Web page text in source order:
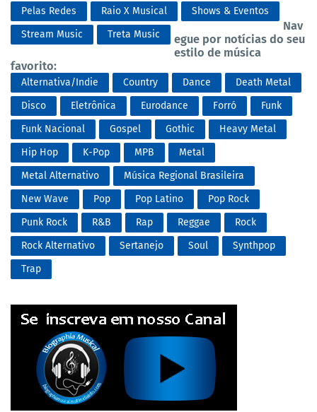
Pelas Redes
Raio X Musical
Shows & Eventos
Stream Music
Treta Music
Nav
egue por notícias do seu
estilo de música
favorito:
Alternativa/Indie Country Dance
Death Metal
Disco
Eletrônica Eurodance Forró
Funk
Funk Nacional
Gospel Gothic
Heavy Metal
Hip Hop
K-Pop MPB
Metal
Metal Alternativo
Música Regional Brasileira
New Wave
Pop Pop Latino
Pop Rock
Punk Rock
R&B Rap Reggae
Rock
Rock Alternativo
Sertanejo Soul
Synthpop
Trap